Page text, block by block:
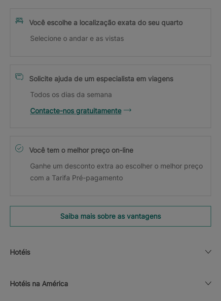
Você escolhe a localização exata do seu quarto
Selecione o andar e as vistas
Solicite ajuda de um especialista em viagens
Todos os dias da semana
Contacte-nos gratuitamente
Você tem o melhor preço on-line
Ganhe um desconto extra ao escolher o melhor preço
com a Tarifa Pré-pagamento
Saiba mais sobre as vantagens
Hotéis
Hotéis na América